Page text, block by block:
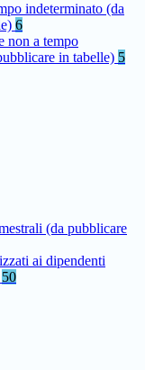
indeterminato (da
6
non a tempo
in tabelle) 5
(da pubblicare
ai dipendenti
50